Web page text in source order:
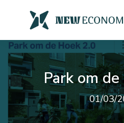
de
inhoud
Park om
01/03/